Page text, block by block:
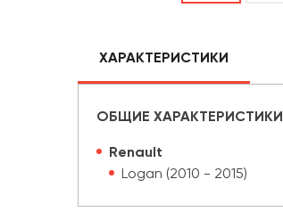
ХАРАКТЕРИСТИКИ
ОБЩИЕ ХАРАКТЕРИСТИКИ
Renault
Logan (2010 - 2015)